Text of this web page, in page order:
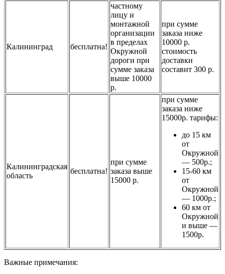
Калининград бесплатна!
частному
лицу и
монтажной
организации
в пределах
Окружной
дороги при
сумме заказа
выше 10000
р.
при сумме
заказа ниже
10000 р.
стоимость
доставки
составит 300 р.
Калининградская
область
бесплатна!
при сумме
заказа выше
15000 р.
при сумме
заказа ниже
15000р. тарифы:
до 15 км
от
Окружной
— 500р.;
15-60 км
от
Окружной
— 1000р.;
60 км от
Окружной
и выше —
1500р.
Важные примечания: